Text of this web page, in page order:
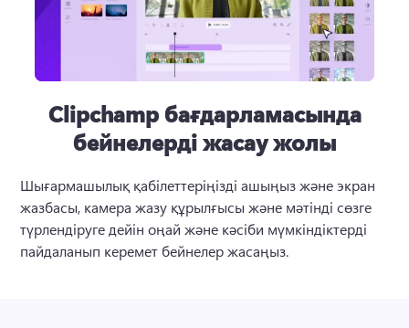
Clipchamp бағдарламасында
бейнелерді жасау жолы
Шығармашылық қабілеттеріңізді ашыңыз және экран
жазбасы, камера жазу құрылғысы және мәтінді сөзге
түрлендіруге дейін оңай және кәсіби мүмкіндіктерді
пайдаланып керемет бейнелер жасаңыз.